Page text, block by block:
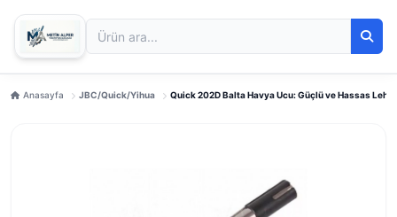
Anasayfa JBC/Quick/Yihua Quick 202D Balta Havya Ucu: Güçlü ve Hassas